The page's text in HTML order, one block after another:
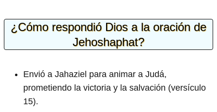
¿Cómo respondió Dios a la oración de
Jehoshaphat?
Envió a Jahaziel para animar a Judá,
prometiendo la victoria y la salvación (versículo
15).